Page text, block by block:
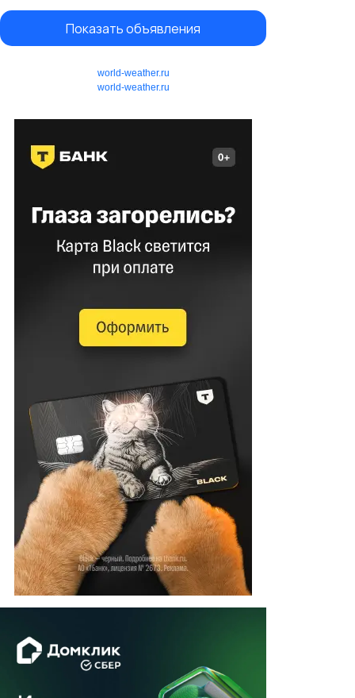
Показать объявления
world-weather.ru
world-weather.ru